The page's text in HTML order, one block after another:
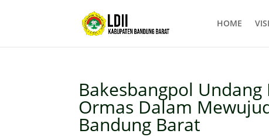
HOME
Bakesbangpol
Ormas Dalam
Bandung Barat